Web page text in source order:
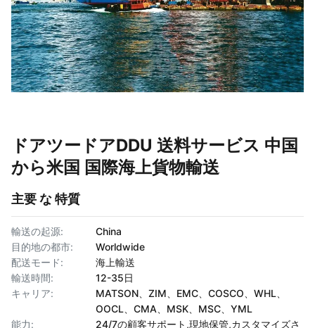
ドアツードアDDU 送料サービス 中国
から米国 国際海上貨物輸送
主要 な 特質
輸送の起源:
China
目的地の都市:
Worldwide
配送モード:
海上輸送
輸送時間:
12-35日
キャリア:
MATSON、ZIM、EMC、COSCO、WHL、
OOCL、CMA、MSK、MSC、YML
能力:
24/7の顧客サポート,現地保管,カスタマイズさ